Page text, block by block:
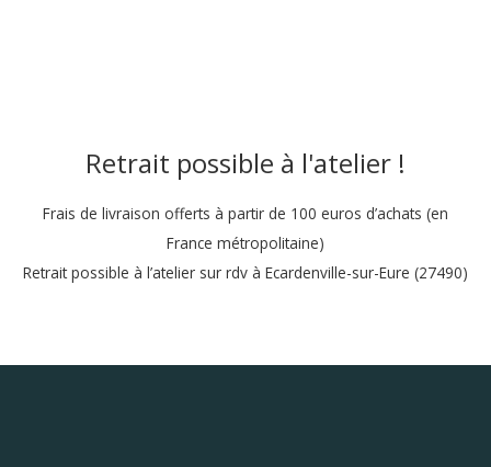
Retrait possible à l'atelier !
Frais de livraison offerts à partir de 100 euros d’achats (en
France métropolitaine)
Retrait possible à l’atelier sur rdv à Ecardenville-sur-Eure (27490)